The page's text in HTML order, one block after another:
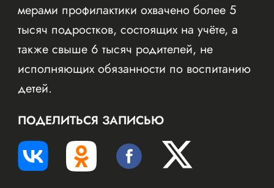
мерами профилактики охвачено более 5
тысяч подростков, состоящих на учёте, а
также свыше 6 тысяч родителей, не
исполняющих обязанности по воспитанию
детей.
ПОДЕЛИТЬСЯ ЗАПИСЬЮ